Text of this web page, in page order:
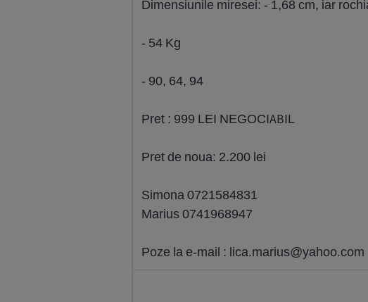
Dimensiunile miresei: - 1,68 cm, iar
- 54 Kg
- 90, 64, 94
Pret : 999 LEI NEGOCIABIL
Pret de noua: 2.200 lei
Simona 0721584831
Marius 0741968947
Poze la e-mail : lica.marius@yahoo.com